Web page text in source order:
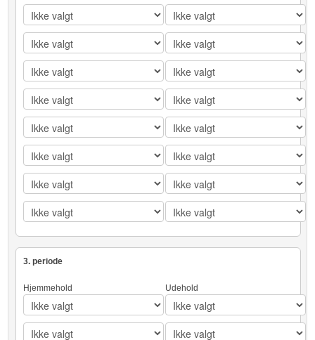
3. periode
Hjemmehold Udehold